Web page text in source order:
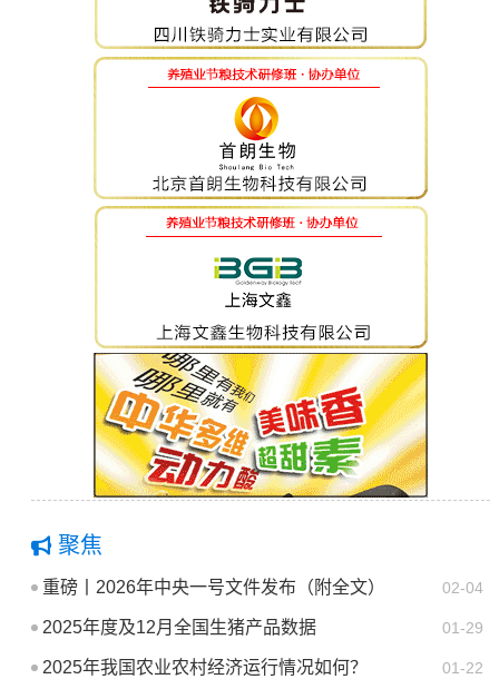
聚焦
02-04
重磅丨2026年中央一号文件发布（附全文）
01-29
2025年度及12月全国生猪产品数据
01-22
2025年我国农业农村经济运行情况如何？